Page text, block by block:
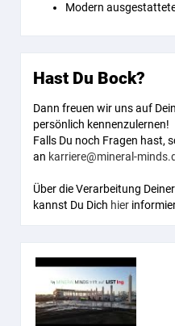
Modern
Hast Du Bock?
Dann freuen wir uns auf
persönlich kennenzulernen!
Falls Du noch Fragen hast,
an karriere@mineral-
Über die Verarbeitung
kannst Du Dich hier